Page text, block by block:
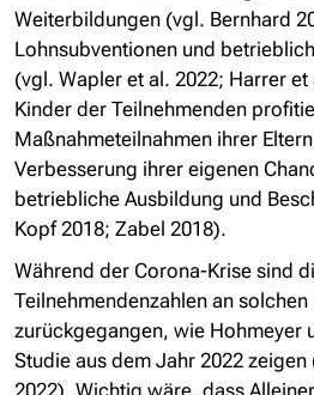
Weiterbildungen (vgl. Bernhard
Lohnsubventionen und
(vgl. Wapler et al. 2022; Harrer
Kinder der Teilnehmenden
Maßnahmeteilnahmen ihrer
Verbesserung ihrer eigenen
betriebliche Ausbildung und
Kopf 2018; Zabel 2018).
Während der Corona-Krise sind
Teilnehmendenzahlen an
zurückgegangen, wie Hohmeyer
Studie aus dem Jahr 2022
2022). Wichtig wäre, dass